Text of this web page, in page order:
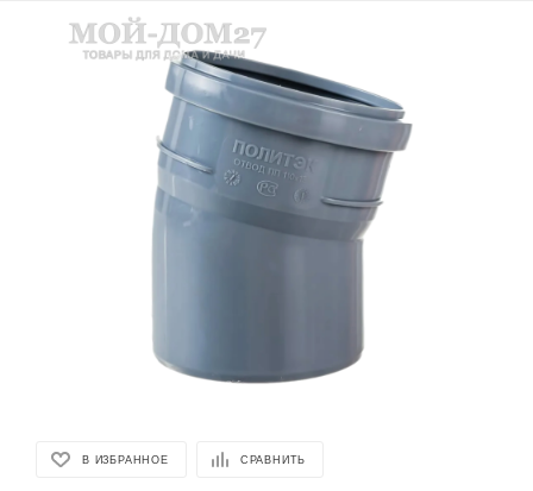
В ИЗБРАННОЕ СРАВНИТЬ